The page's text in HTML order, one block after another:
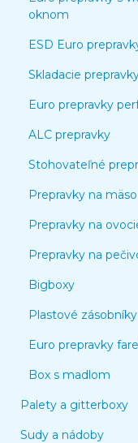
oknom
ESD Euro
Skladacie
Euro prepravky
ALC prepravky
Stohovateľné
Prepravky na mäso
Prepravky na
Prepravky na
Bigboxy
Plastové zásobníky
Euro prepravky
Box s madlom
Palety a gitterboxy
Sudy a nádoby